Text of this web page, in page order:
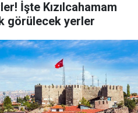
İşte Kızılcahamam
görülecek yerler